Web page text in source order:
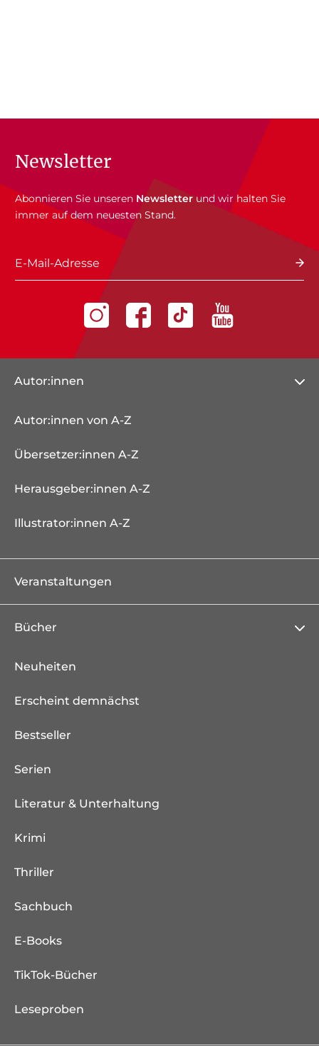
Newsletter
Abonnieren Sie unseren Newsletterund wir halten Sie
immer auf dem neuesten Stand.
E-Mail-Adresse
Autor:innen
Autor:innen von A-Z
Übersetzer:innen A-Z
Herausgeber:innen A-Z
Illustrator:innen A-Z
Veranstaltungen
Bücher
Neuheiten
Erscheint demnächst
Bestseller
Serien
Literatur & Unterhaltung
Krimi
Thriller
Sachbuch
E-Books
TikTok-Bücher
Leseproben